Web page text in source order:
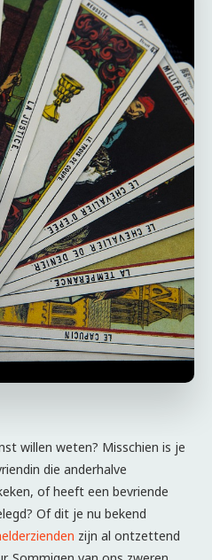
willen weten? Misschien is je
die anderhalve
of heeft een bevriende
Of dit je nu bekend
zijn al ontzettend